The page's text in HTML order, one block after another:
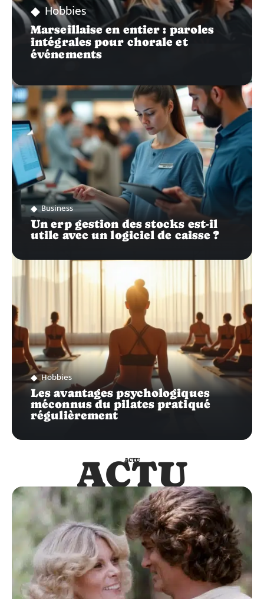
Hobbies
Marseillaise en entier : paroles
intégrales pour chorale et
événements
Business
Un erp gestion des stocks est-il
utile avec un logiciel de caisse ?
Hobbies
Les avantages psychologiques
méconnus du pilates pratiqué
régulièrement
ACTU
ACTU